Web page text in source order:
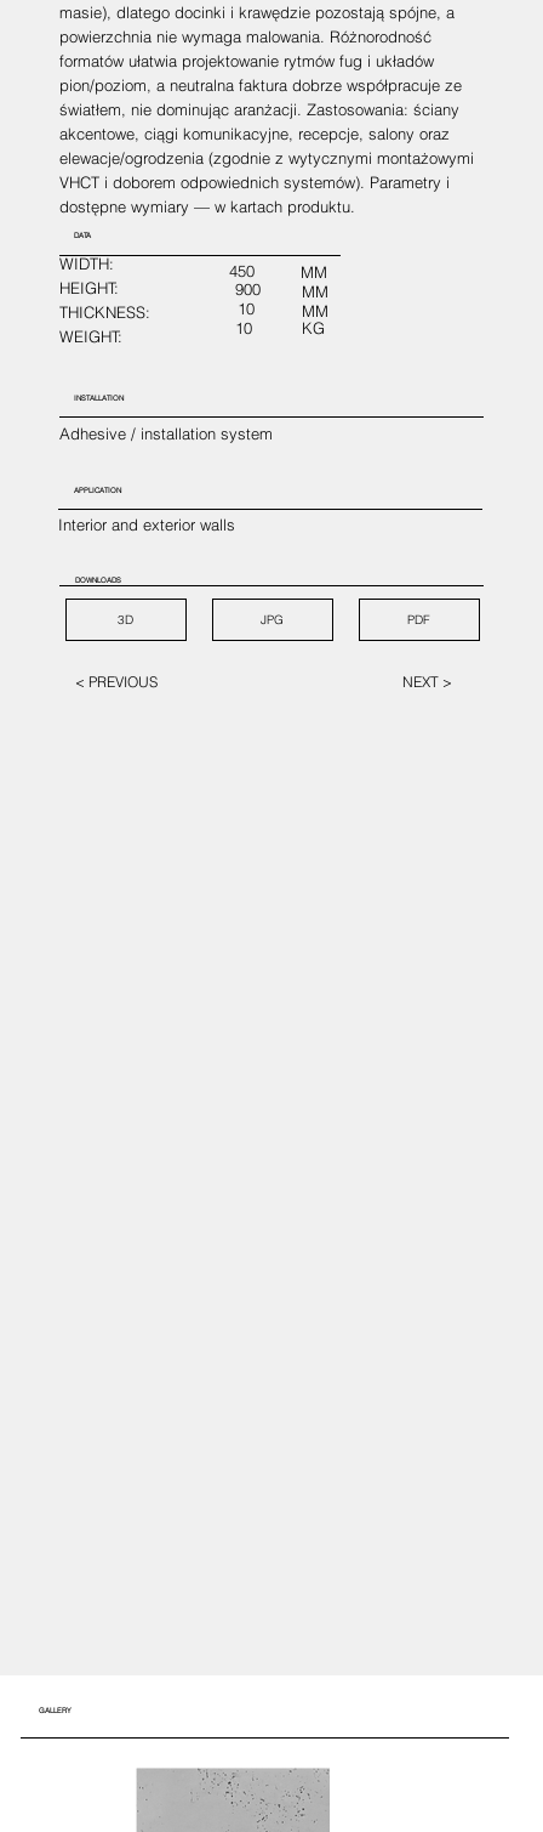
masie), dlatego docinki i krawędzie pozostają spójne, a
powierzchnia nie wymaga malowania. Różnorodność
formatów ułatwia projektowanie rytmów fug i układów
pion/poziom, a neutralna faktura dobrze współpracuje ze
światłem, nie dominując aranżacji. Zastosowania: ściany
akcentowe, ciągi komunikacyjne, recepcje, salony oraz
elewacje/ogrodzenia (zgodnie z wytycznymi montażowymi
VHCT i doborem odpowiednich systemów). Parametry i
dostępne wymiary — w kartach produktu.
DATA
WIDTH:
HEIGHT:
THICKNESS:
WEIGHT:
900
450
10
10
MM
MM
MM
KG
Adhesive / installation system
INSTALLATION
Interior and exterior walls
APPLICATION
DOWNLOADS
3D JPG PDF
< PREVIOUS NEXT >
GALLERY